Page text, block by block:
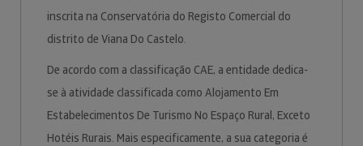
inscrita na Conservatória do Registo Comercial do
distrito de Viana Do Castelo.
De acordo com a classificação CAE, a entidade dedica-
se à atividade classificada como Alojamento Em
Estabelecimentos De Turismo No Espaço Rural, Exceto
Hotéis Rurais. Mais especificamente, a sua categoria é